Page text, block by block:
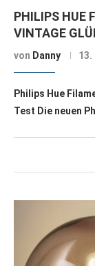
PHILIPS HUE
VINTAGE
von Danny 13.
Philips Hue
Test Die neuen